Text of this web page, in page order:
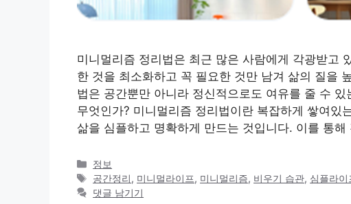
미니멀리즘 정리법은 최근 많은 사람에게 각광받고
한 것을 최소화하고 꼭 필요한 것만 남겨 삶의 질을
법은 공간뿐만 아니라 정신적으로도 여유를 줄 수
무엇인가? 미니멀리즘 정리법이란 복잡하게 쌓여있
삶을 심플하고 명확하게 만드는 것입니다. 이를 통
카
테
고
정보
태
그
공간정리, 미니멀라이프, 미니멀리즘, 비우기 습관, 심플라이
댓글 남기기